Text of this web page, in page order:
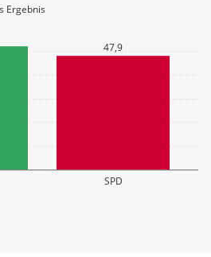
SPD
47,9
Ergebnis